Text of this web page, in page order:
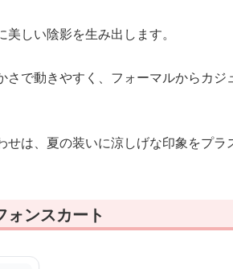
しい陰影を生み出します。
で動きやすく、フォーマルからカ
は、夏の装いに涼しげな印象をプ
ォンスカート